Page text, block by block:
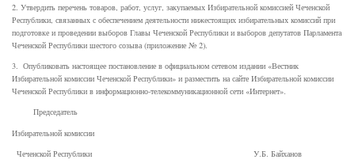
2. Утвердить перечень товаров, работ, услуг, закупаемых Избирательной комиссией Чеченской
Республики, связанных с обеспечением деятельности нижестоящих избирательных комиссий при
подготовке и проведении выборов Главы Чеченской Республики и выборов депутатов Парламента
Чеченской Республики шестого созыва (приложение № 2).
3. Опубликовать настоящее постановление в официальном сетевом издании «Вестник
Избирательной комиссии Чеченской Республики» и разместить на сайте Избирательной комиссии
Чеченской Республики в информационно-телекоммуникационной сети «Интернет».
Председатель
Избирательной комиссии
Чеченской Республики У.Б. Байханов